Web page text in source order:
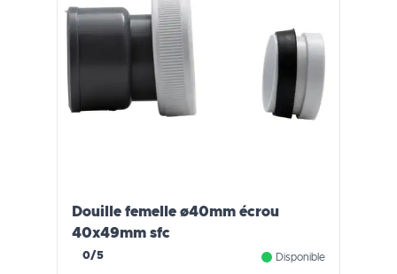
Douille femelle ø40mm écrou
40x49mm sfc
0/5 Disponible